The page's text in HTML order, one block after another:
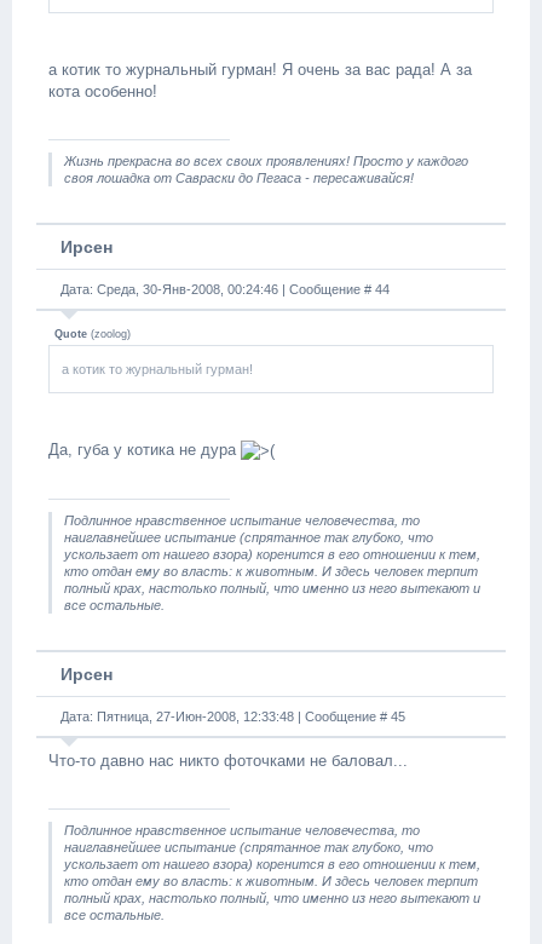
а котик то журнальный гурман! Я очень за вас рада! А за
кота особенно!
Жизнь прекрасна во всех своих проявлениях! Просто у каждого
своя лошадка от Савраски до Пегаса - пересаживайся!
Ирсен
Дата: Среда, 30-Янв-2008, 00:24:46 | Сообщение # 44
Quote (zoolog)
а котик то журнальный гурман!
Да, губа у котика не дура
Подлинное нравственное испытание человечества, то
наиглавнейшее испытание (спрятанное так глубоко, что
ускользает от нашего взора) коренится в его отношении к тем,
кто отдан ему во власть: к животным. И здесь человек терпит
полный крах, настолько полный, что именно из него вытекают и
все остальные.
Ирсен
Дата: Пятница, 27-Июн-2008, 12:33:48 | Сообщение # 45
Что-то давно нас никто фоточками не баловал...
Подлинное нравственное испытание человечества, то
наиглавнейшее испытание (спрятанное так глубоко, что
ускользает от нашего взора) коренится в его отношении к тем,
кто отдан ему во власть: к животным. И здесь человек терпит
полный крах, настолько полный, что именно из него вытекают и
все остальные.